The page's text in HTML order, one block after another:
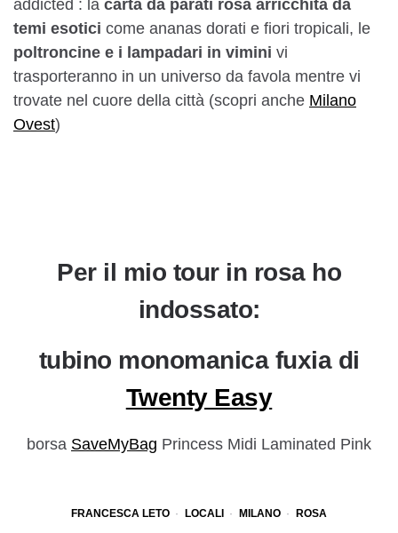
addicted : la carta da parati rosa arricchita da
temi esotici come ananas dorati e fiori tropicali, le
poltroncine e i lampadari in vimini vi
trasporteranno in un universo da favola mentre vi
trovate nel cuore della città (scopri anche Milano
Ovest)
Per il mio tour in rosa ho
indossato:
tubino monomanica fuxia di
Twenty Easy
borsa SaveMyBag Princess Midi Laminated Pink
FRANCESCA LETO LOCALI MILANO ROSA